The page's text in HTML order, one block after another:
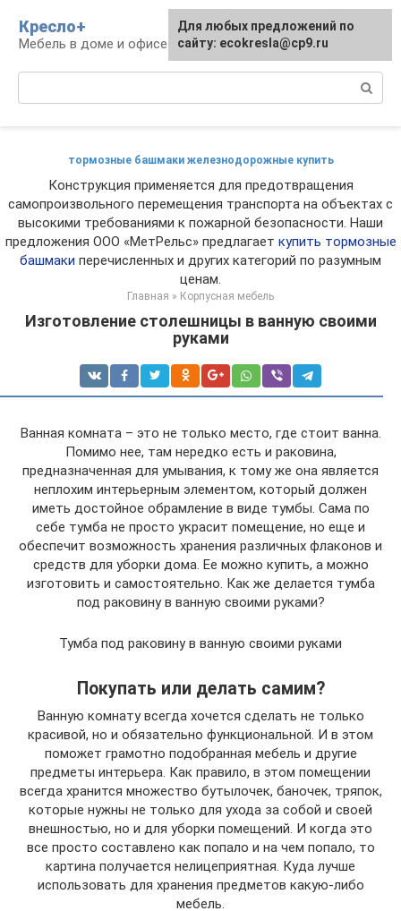
контенту
Кресло+
Мебель в доме и офисе
тормозные башмаки железнодорожные купить
Конструкция применяется для предотвращения
самопроизвольного перемещения транспорта на объектах с
высокими требованиями к пожарной безопасности. Наши
предложения ООО «МетРельс» предлагает купить тормозные
башмаки перечисленных и других категорий по разумным
ценам.
Главная » Корпусная мебель
Изготовление столешницы в ванную своими
руками
Ванная комната – это не только место, где стоит ванна.
Помимо нее, там нередко есть и раковина,
предназначенная для умывания, к тому же она является
неплохим интерьерным элементом, который должен
иметь достойное обрамление в виде тумбы. Сама по
себе тумба не просто украсит помещение, но еще и
обеспечит возможность хранения различных флаконов и
средств для уборки дома. Ее можно купить, а можно
изготовить и самостоятельно. Как же делается тумба
под раковину в ванную своими руками?
Тумба под раковину в ванную своими руками
Покупать или делать самим?
Ванную комнату всегда хочется сделать не только
красивой, но и обязательно функциональной. И в этом
поможет грамотно подобранная мебель и другие
предметы интерьера. Как правило, в этом помещении
всегда хранится множество бутылочек, баночек, тряпок,
которые нужны не только для ухода за собой и своей
внешностью, но и для уборки помещений. И когда это
все просто составлено как попало и на чем попало, то
картина получается нелицеприятная. Куда лучше
использовать для хранения предметов какую-либо
мебель.
Для любых предложений по
сайту: ecokresla@cp9.ru